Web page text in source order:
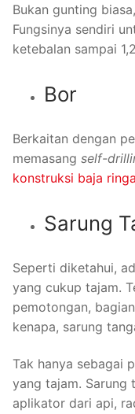
Bukan gunting
Fungsinya sendiri
ketebalan sampai
Bor
Berkaitan dengan
memasang self-
konstruksi baja
Sarung
Seperti diketahui,
yang cukup tajam.
pemotongan,
kenapa, sarung
Tak hanya sebagai
yang tajam. Sarung
aplikator dari api,